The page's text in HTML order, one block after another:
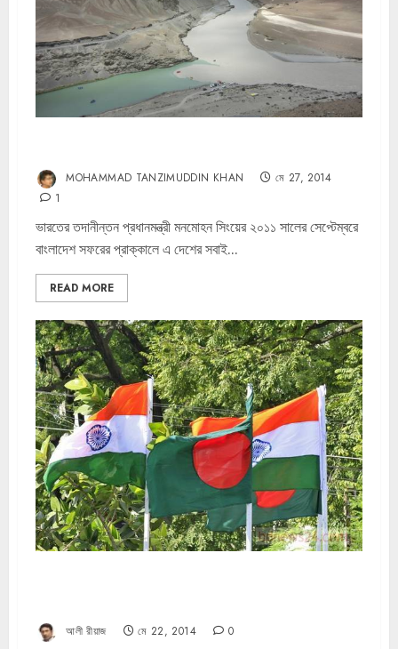
MOHAMMAD TANZIMUDDIN KHAN
মে 27, 2014
1
ভারতের তদানীন্তন প্রধানমন্ত্রী মনমোহন সিংয়ের ২০১১ সালের সেপ্টেম্বরে
বাংলাদেশ সফরের প্রাক্কালে এ দেশের সবাই...
READ MORE
আলী রীয়াজ মে 22, 2014 0